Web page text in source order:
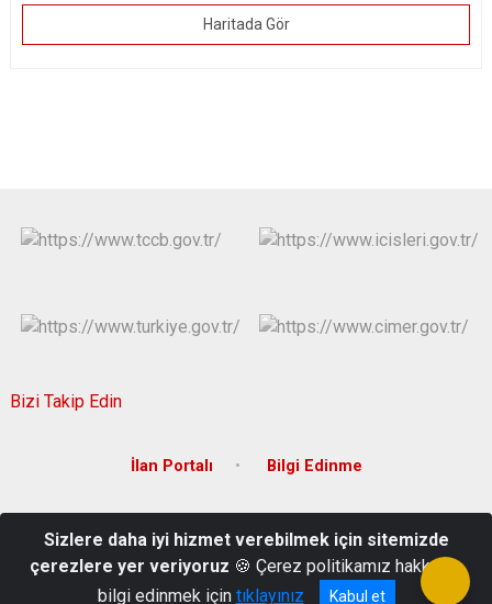
Haritada Gör
Bizi Takip Edin
İlan Portalı Bilgi Edinme
No:134/A Onikişubat/Kahramanmaraş
+90 344 223 76 10
Sizlere daha iyi hizmet verebilmek için sitemizde
çerezlere yer veriyoruz 🍪 Çerez politikamız hakkında
bilgi edinmek için tıklayınız Kabul et